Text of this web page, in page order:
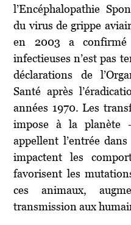
l’Encéphalopathie
du virus de grippe
en 2003 a confirmé
infectieuses n’est pas
déclarations de
Santé après
années 1970. Les
impose à la planète
appellent l’entrée
impactent les
favorisent les
ces animaux,
transmission aux